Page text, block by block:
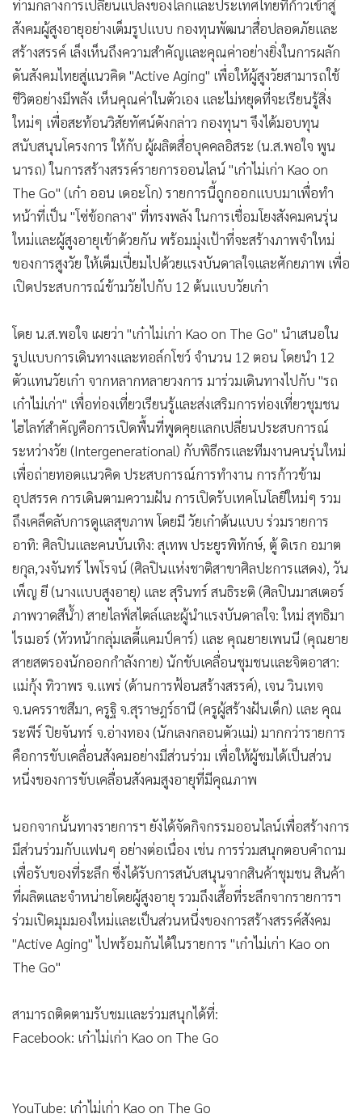
• เกม
• วิทยาศาสตร์
•
SMEs
• หุ้น
•
อินโดจีน
• กองทุนรวม
• Celeb Online
• Factcheck
• ญี่ปุ่น
• News1
• Gotomanager
ท่ามกลางการเปลี่ยนแปลงของโลกและประเทศไทยที่ก้าวเข้าสู่
สังคมผู้สูงอายุอย่างเต็มรูปแบบ กองทุนพัฒนาสื่อปลอดภัยและ
สร้างสรรค์ เล็งเห็นถึงความสำคัญและคุณค่าอย่างยิ่งในการผลัก
ดันสังคมไทยสู่แนวคิด "Active Aging" เพื่อให้ผู้สูงวัยสามารถใช้
ชีวิตอย่างมีพลัง เห็นคุณค่าในตัวเอง และไม่หยุดที่จะเรียนรู้สิ่ง
ใหม่ๆ เพื่อสะท้อนวิสัยทัศน์ดังกล่าว กองทุนฯ จึงได้มอบทุน
สนับสนุนโครงการ ให้กับ ผู้ผลิตสื่อบุคคลอิสระ (น.ส.พอใจ พูน
นารถ) ในการสร้างสรรค์รายการออนไลน์ "เก๋าไม่เก่า Kao on
The Go" (เก๋า ออน เดอะโก) รายการนี้ถูกออกแบบมาเพื่อทำ
หน้าที่เป็น "โซ่ข้อกลาง" ที่ทรงพลัง ในการเชื่อมโยงสังคมคนรุ่น
ใหม่และผู้สูงอายุเข้าด้วยกัน พร้อมมุ่งเป้าที่จะสร้างภาพจำใหม่
ของการสูงวัย ให้เต็มเปี่ยมไปด้วยแรงบันดาลใจและศักยภาพ เพื่อ
เปิดประสบการณ์ข้ามวัยไปกับ 12 ต้นแบบวัยเก๋า
โดย น.ส.พอใจ เผยว่า "เก๋าไม่เก่า Kao on The Go" นำเสนอใน
รูปแบบการเดินทางและทอล์กโชว์ จำนวน 12 ตอน โดยนำ 12
ตัวแทนวัยเก๋า จากหลากหลายวงการ มาร่วมเดินทางไปกับ "รถ
เก๋าไม่เก่า" เพื่อท่องเที่ยวเรียนรู้และส่งเสริมการท่องเที่ยวชุมชน
ไฮไลท์สำคัญคือการเปิดพื้นที่พูดคุยแลกเปลี่ยนประสบการณ์
ระหว่างวัย (Intergenerational) กับพิธีกรและทีมงานคนรุ่นใหม่
เพื่อถ่ายทอดแนวคิด ประสบการณ์การทำงาน การก้าวข้าม
อุปสรรค การเดินตามความฝัน การเปิดรับเทคโนโลยีใหม่ๆ รวม
ถึงเคล็ดลับการดูแลสุขภาพ โดยมี วัยเก๋าต้นแบบ ร่วมรายการ
อาทิ: ศิลปินและคนบันเทิง: สุเทพ ประยูรพิทักษ์, ตู้ ดิเรก อมาต
ยกุล,วงจันทร์ ไพโรจน์ (ศิลปินแห่งชาติสาขาศิลปะการแสดง), วัน
เพ็ญ ยี (นางแบบสูงอายุ) และ สุรินทร์ สนธิระติ (ศิลปินมาสเตอร์
ภาพวาดสีน้ำ) สายไลฟ์สไตล์และผู้นำแรงบันดาลใจ: ใหม่ สุทธิมา
ไรเมอร์ (หัวหน้ากลุ่มเลดี้แคมป์คาร์) และ คุณยายเพนนี (คุณยาย
สายสตรองนักออกกำลังกาย) นักขับเคลื่อนชุมชนและจิตอาสา:
แม่กุ้ง ทิวาพร จ.แพร่ (ด้านการฟ้อนสร้างสรรค์), เจน วินเทจ
จ.นครราชสีมา, ครูฐิ จ.สุราษฎร์ธานี (ครูผู้สร้างฝันเด็ก) และ คุณ
ระพีร์ ปิยจันทร์ จ.อ่างทอง (นักเลงกลอนตัวแม่) มากกว่ารายการ
คือการขับเคลื่อนสังคมอย่างมีส่วนร่วม เพื่อให้ผู้ชมได้เป็นส่วน
หนึ่งของการขับเคลื่อนสังคมสูงอายุที่มีคุณภาพ
นอกจากนั้นทางรายการฯ ยังได้จัดกิจกรรมออนไลน์เพื่อสร้างการ
มีส่วนร่วมกับแฟนๆ อย่างต่อเนื่อง เช่น การร่วมสนุกตอบคำถาม
เพื่อรับของที่ระลึก ซึ่งได้รับการสนับสนุนจากสินค้าชุมชน สินค้า
ที่ผลิตและจำหน่ายโดยผู้สูงอายุ รวมถึงเสื้อที่ระลึกจากรายการฯ
ร่วมเปิดมุมมองใหม่และเป็นส่วนหนึ่งของการสร้างสรรค์สังคม
"Active Aging" ไปพร้อมกันได้ในรายการ "เก๋าไม่เก่า Kao on
The Go"
สามารถติดตามรับชมและร่วมสนุกได้ที่:
Facebook: เก๋าไม่เก่า Kao on The Go
YouTube: เก๋าไม่เก่า Kao on The Go